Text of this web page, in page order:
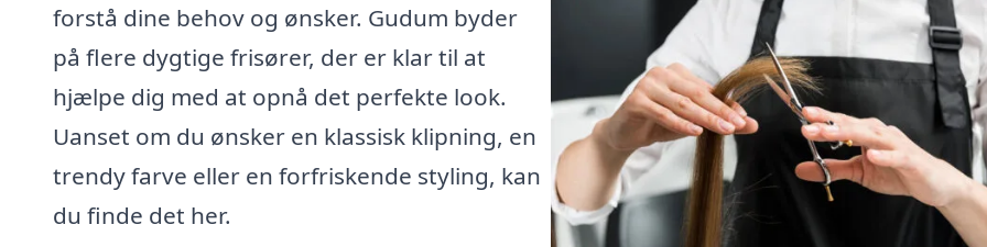
forstå dine behov og ønsker. Gudum byder
på flere dygtige frisører, der er klar til at
hjælpe dig med at opnå det perfekte look.
Uanset om du ønsker en klassisk klipning, en
trendy farve eller en forfriskende styling, kan
du finde det her.